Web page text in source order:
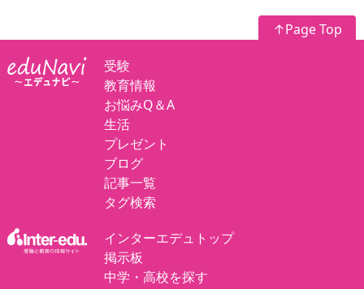
↑Page Top
受験
教育情報
お悩みQ＆A
生活
プレゼント
ブログ
記事一覧
タグ検索
インターエデュトップ
掲示板
中学・高校を探す